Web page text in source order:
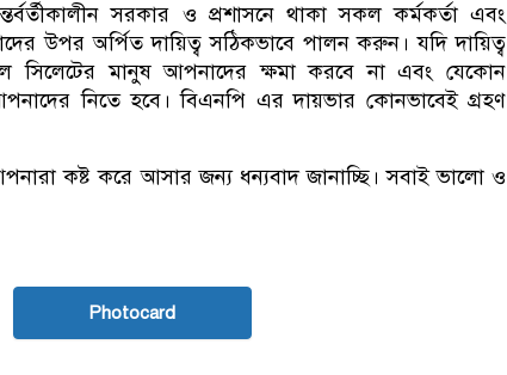
সরকার ও প্রশাসনে থাকা সকল কর্মকর্তা এবং
উপর অর্পিত দায়িত্ব সঠিকভাবে পালন করুন। যদি দায়িত্ব
সিলেটের মানুষ আপনাদের ক্ষমা করবে না এবং যেকোন
নিতে হবে। বিএনপি এর দায়ভার কোনভাবেই গ্রহণ
কষ্ট করে আসার জন্য ধন্যবাদ জানাচ্ছি। সবাই ভালো ও
Photocard